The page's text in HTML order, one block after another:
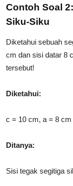
Contoh Soal
Siku-Siku
Diketahui sebuah
cm dan sisi datar 8
tersebut!
Diketahui:
c = 10 cm, a = 8 cm
Ditanya:
Sisi tegak segitiga